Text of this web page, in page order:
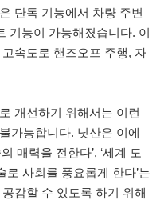
단독 기능에서 차량 주변
기능이 가능해졌습니다. 이
속도로 핸즈오프 주행, 자
개선하기 위해서는 이런
가능합니다. 닛산은 이에
매력을 전한다’, ‘세계 도
로 사회를 풍요롭게 한다’는
감할 수 있도록 하기 위해